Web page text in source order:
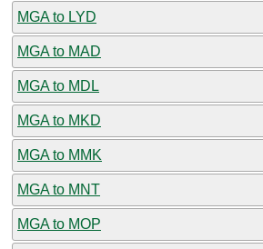
MGA to LYD
MGA to MAD
MGA to MDL
MGA to MKD
MGA to MMK
MGA to MNT
MGA to MOP